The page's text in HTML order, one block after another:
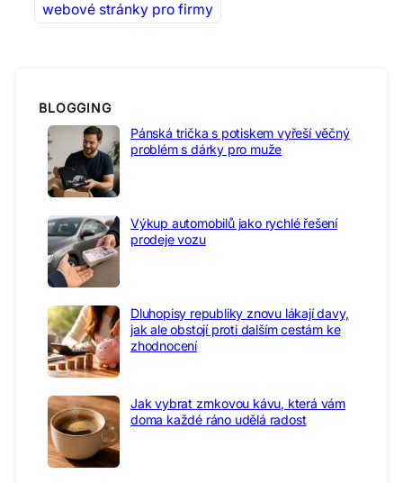
webové stránky pro firmy
BLOGGING
Pánská trička s potiskem vyřeší věčný
problém s dárky pro muže
Výkup automobilů jako rychlé řešení
prodeje vozu
Dluhopisy republiky znovu lákají davy,
jak ale obstojí proti dalším cestám ke
zhodnocení
Jak vybrat zrnkovou kávu, která vám
doma každé ráno udělá radost